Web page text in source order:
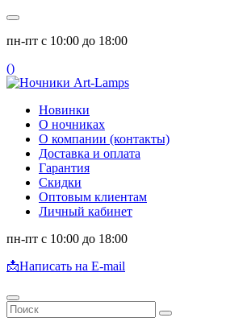
пн-пт с 10:00 до 18:00
()
Новинки
О ночниках
О компании (контакты)
Доставка и оплата
Гарантия
Скидки
Оптовым клиентам
Личный кабинет
пн-пт с 10:00 до 18:00
📩Написать на E-mail